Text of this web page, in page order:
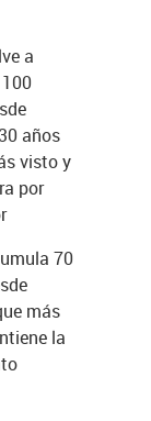
a
años
visto y
por
70
más
la